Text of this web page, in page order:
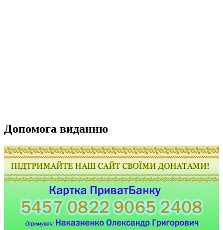
Допомога виданню